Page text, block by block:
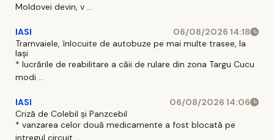
Moldovei devin, v ...
IASI
06/08/2026 14:18
Tramvaiele, înlocuite de autobuze pe mai multe trasee, la
Iași
* lucrările de reabilitare a căii de rulare din zona Targu Cucu
modi ...
IASI
06/08/2026 14:06
Criză de Colebil și Panzcebil
* vanzarea celor două medicamente a fost blocată pe
intregul circuit ...